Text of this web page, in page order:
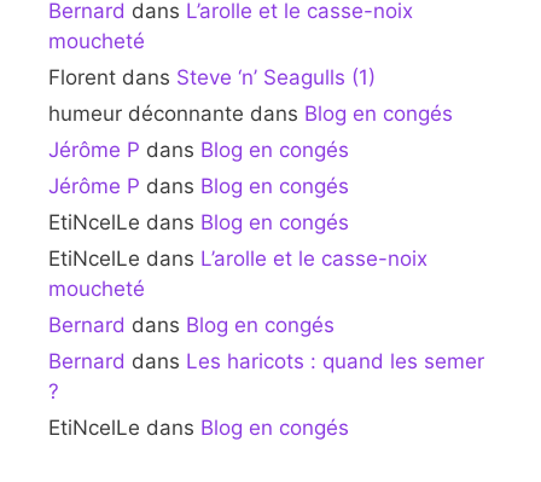
Bernard dans L’arolle et le casse-noix
moucheté
Florent dans Steve ‘n’ Seagulls (1)
humeur déconnante dans Blog en congés
Jérôme P dans Blog en congés
Jérôme P dans Blog en congés
EtiNcelLe dans Blog en congés
EtiNcelLe dans L’arolle et le casse-noix
moucheté
Bernard dans Blog en congés
Bernard dans Les haricots : quand les semer
?
EtiNcelLe dans Blog en congés